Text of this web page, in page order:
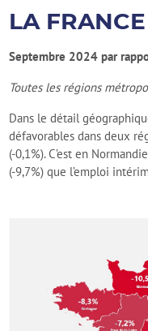
LA
Septembre 2024 par
Toutes les régions
Dans le détail
défavorables dans deux
(-0,1%). C’est en
(-9,7%) que l’emploi